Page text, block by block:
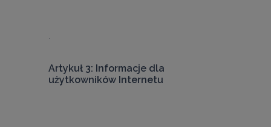
Artykuł 3: Informacje dla
użytkowników Internetu